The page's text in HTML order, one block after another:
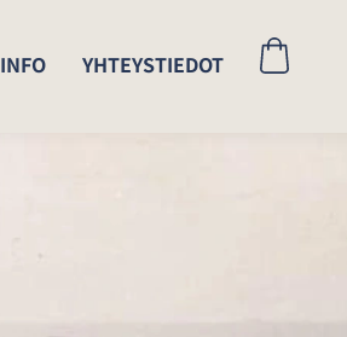
INFO YHTEYSTIEDOT